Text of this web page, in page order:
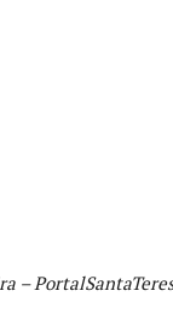
–